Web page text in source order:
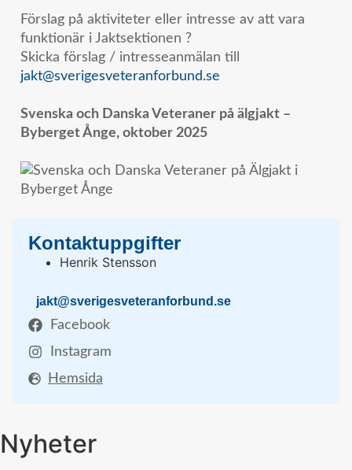
Förslag på aktiviteter eller intresse av att vara
funktionär i Jaktsektionen ?
Skicka förslag / intresseanmälan till
jakt@sverigesveteranforbund.se
Svenska och Danska Veteraner på älgjakt –
Byberget Ånge, oktober 2025
Kontaktuppgifter
Henrik Stensson
jakt@sverigesveteranforbund.se
Facebook
Instagram
Hemsida
Nyheter